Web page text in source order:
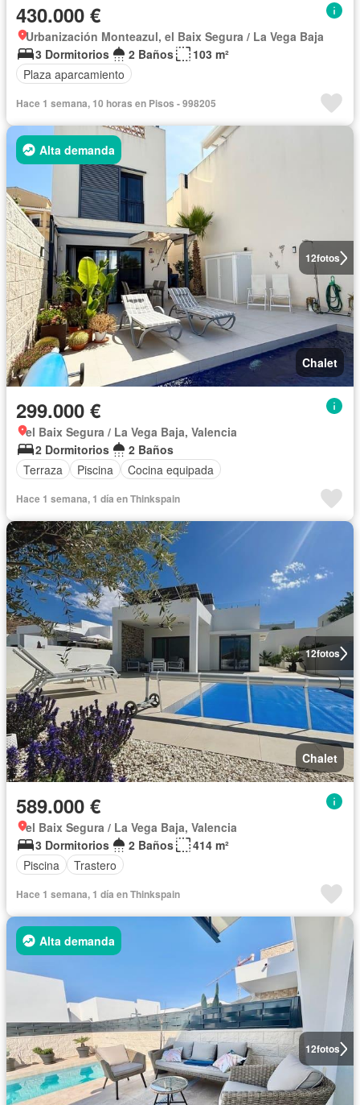
430.000 €
Urbanización Monteazul, el Baix Segura / La Vega Baja
3 Dormitorios
2 Baños
103 m²
Plaza aparcamiento
Hace 1 semana, 10 horas en Pisos - 998205
12fotos
Alta demanda
Chalet
299.000 €
el Baix Segura / La Vega Baja, Valencia
2 Dormitorios
2 Baños
Terraza
Piscina Cocina equipada
Hace 1 semana, 1 día en Thinkspain
12fotos
Chalet
589.000 €
el Baix Segura / La Vega Baja, Valencia
3 Dormitorios
2 Baños
414 m²
Piscina
Trastero
Hace 1 semana, 1 día en Thinkspain
12fotos
Alta demanda